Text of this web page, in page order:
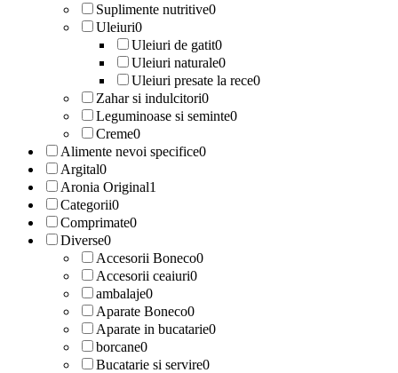
Suplimente nutritive0
Uleiuri0
Uleiuri de gatit0
Uleiuri naturale0
Uleiuri presate la rece0
Zahar si indulcitori0
Leguminoase si seminte0
Creme0
Alimente nevoi specifice0
Argital0
Aronia Original1
Categorii0
Comprimate0
Diverse0
Accesorii Boneco0
Accesorii ceaiuri0
ambalaje0
Aparate Boneco0
Aparate in bucatarie0
borcane0
Bucatarie si servire0